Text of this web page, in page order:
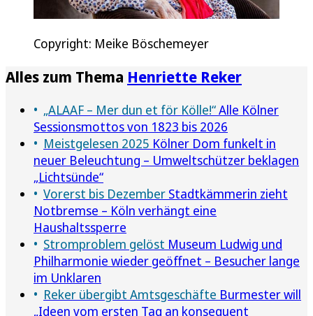
Copyright: Meike Böschemeyer
Alles zum Thema Henriette Reker
„ALAAF – Mer dun et för Kölle!“Alle Kölner
Sessionsmottos von 1823 bis 2026
Meistgelesen 2025 Kölner Dom funkelt in
neuer Beleuchtung – Umweltschützer beklagen
„Lichtsünde“
Vorerst bis Dezember Stadtkämmerin zieht
Notbremse – Köln verhängt eine
Haushaltssperre
Stromproblem gelöst Museum Ludwig und
Philharmonie wieder geöffnet – Besucher lange
im Unklaren
Reker übergibt Amtsgeschäfte Burmester will
„Ideen vom ersten Tag an konsequent